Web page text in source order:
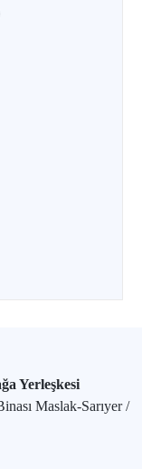
Yerleşkesi
Maslak-Sarıyer /